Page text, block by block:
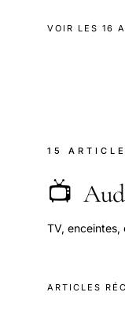
VOIR LES 16
15
📺
TV, enceintes,
ARTICLES